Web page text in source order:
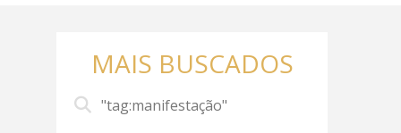
MAIS BUSCADOS
"tag:manifestação"